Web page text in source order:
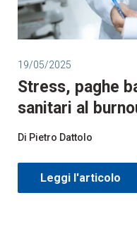
19/05/2025
Stress, paghe
sanitari al
Di Pietro Dattolo
Leggi l'articolo